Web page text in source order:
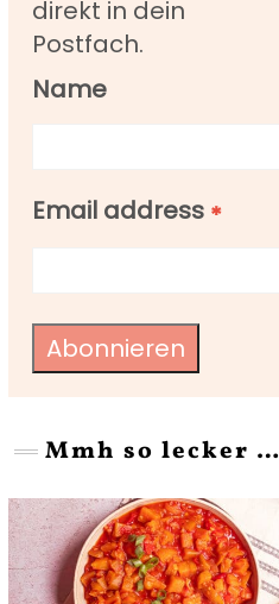
direkt in dein
Postfach.
Name
Email address *
Abonnieren
Mmh so lecker …